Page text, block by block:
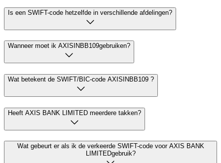
Is een SWIFT-code hetzelfde in verschillende afdelingen?
Wanneer moet ik AXISINBB109gebruiken?
Wat betekent de SWIFT/BIC-code AXISINBB109 ?
Heeft AXIS BANK LIMITED meerdere takken?
Wat gebeurt er als ik de verkeerde SWIFT-code voor AXIS BANK
LIMITEDgebruik?